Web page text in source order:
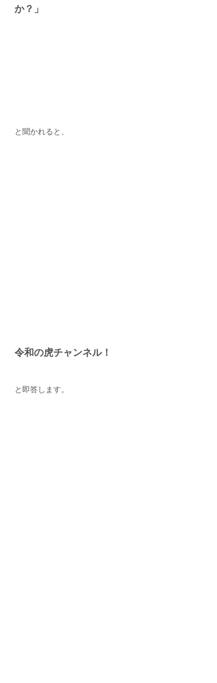
か？」
と聞かれると、
令和の虎チャンネル！
と即答します。